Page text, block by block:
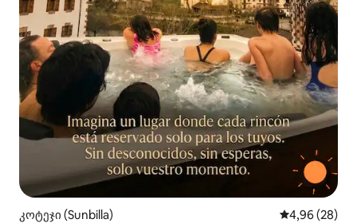
კოტეჯი (Sunbilla) საშუალო
4,96 (28)